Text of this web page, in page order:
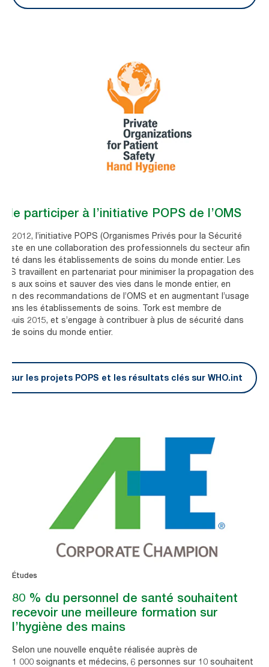
participer à l’initiative POPS de l’OMS
2012, l’initiative POPS (Organismes Privés pour la Sécurité
en une collaboration des professionnels du secteur afin
dans les établissements de soins du monde entier. Les
travaillent en partenariat pour minimiser la propagation des
aux soins et sauver des vies dans le monde entier, en
des recommandations de l’OMS et en augmentant l’usage
les établissements de soins. Tork est membre de
2015, et s’engage à contribuer à plus de sécurité dans
de soins du monde entier.
sur les projets POPS et les résultats clés sur WHO.int
Études
80 % du personnel de santé souhaitent
recevoir une meilleure formation sur
l’hygiène des mains
Selon une nouvelle enquête réalisée auprès de
1 000 soignants et médecins, 6 personnes sur 10 souhaitent